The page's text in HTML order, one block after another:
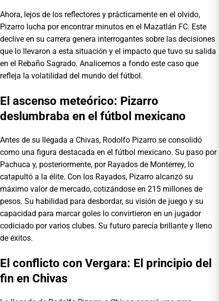
Ahora, lejos de los reflectores y prácticamente en el olvido,
Pizarro lucha por encontrar minutos en el Mazatlán FC. Este
declive en su carrera genera interrogantes sobre las decisiones
que lo llevaron a esta situación y el impacto que tuvo su salida
en el Rebaño Sagrado. Analicemos a fondo este caso que
refleja la volatilidad del mundo del fútbol.
El ascenso meteórico: Pizarro
deslumbraba en el fútbol mexicano
Antes de su llegada a Chivas, Rodolfo Pizarro se consolidó
como una figura destacada en el fútbol mexicano. Su paso por
Pachuca y, posteriormente, por Rayados de Monterrey, lo
catapultó a la élite. Con los Rayados, Pizarro alcanzó su
máximo valor de mercado, cotizándose en 215 millones de
pesos. Su habilidad para desbordar, su visión de juego y su
capacidad para marcar goles lo convirtieron en un jugador
codiciado por varios clubes. Su futuro parecía brillante y lleno
de éxitos.
El conflicto con Vergara: El principio del
fin en Chivas